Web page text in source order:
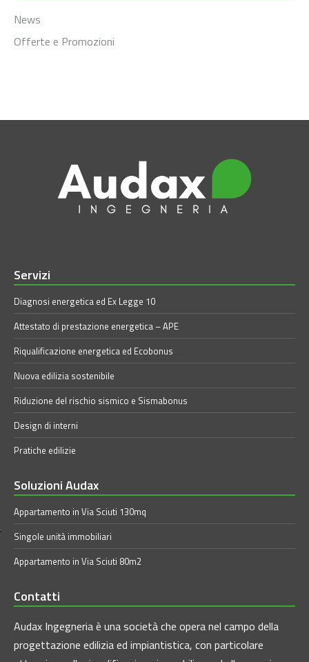
News
Offerte e Promozioni
Servizi
Diagnosi energetica ed Ex Legge 10
Attestato di prestazione energetica – APE
Riqualificazione energetica ed Ecobonus
Nuova edilizia sostenibile
Riduzione del rischio sismico e Sismabonus
Design di interni
Pratiche edilizie
Soluzioni Audax
Appartamento in Via Sciuti 130mq
Singole unità immobiliari
Appartamento in Via Sciuti 80m2
Contatti
Audax Ingegneria è una società che opera nel campo della
progettazione edilizia ed impiantistica, con particolare